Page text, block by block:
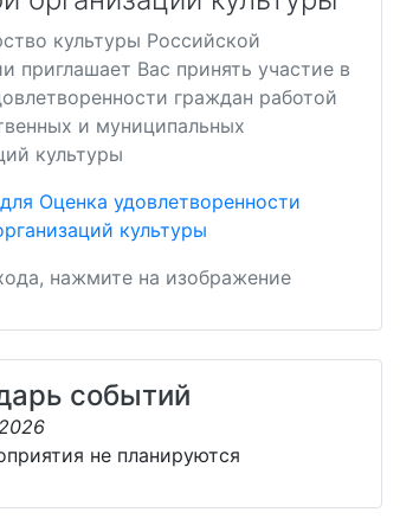
культуры Российской
приглашает Вас принять участие в
граждан работой
и муниципальных
культуры
нажмите на изображение
событий
не планируются